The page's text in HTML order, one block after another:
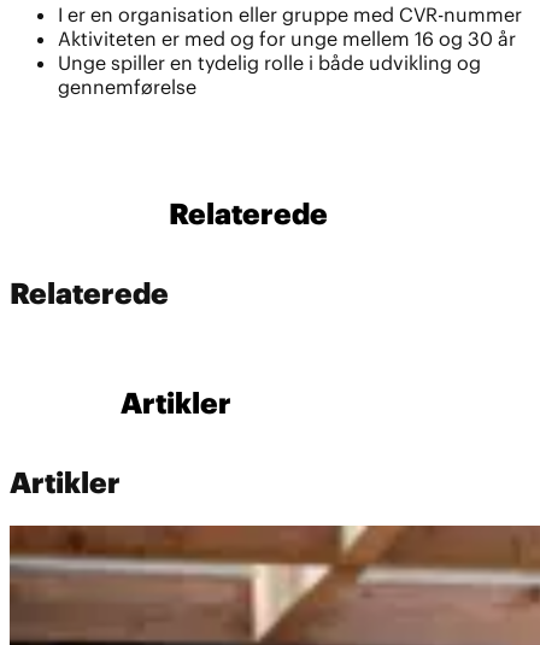
I er en organisation eller gruppe med CVR-nummer
Aktiviteten er med og for unge mellem 16 og 30 år
Unge spiller en tydelig rolle i både udvikling og
gennemførelse
Relaterede
Relaterede
Artikler
Artikler